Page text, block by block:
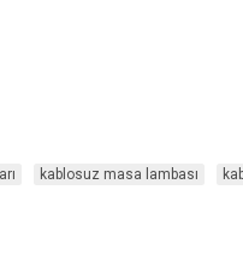
kablosuz masa lambası